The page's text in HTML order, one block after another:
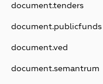
document.tenders
document.publicfunds
document.ved
document.semantrum